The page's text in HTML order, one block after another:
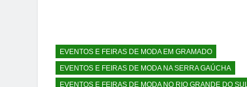
EVENTOS E FEIRAS DE MODA EM GRAMADO
EVENTOS E FEIRAS DE MODA NA SERRA GAÚCHA
EVENTOS E FEIRAS DE MODA NO RIO GRANDE DO